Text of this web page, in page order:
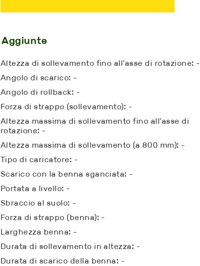
Aggiunte
Altezza di sollevamento fino all'asse di rotazione: -
Angolo di scarico: -
Angolo di rollback: -
Forza di strappo (sollevamento): -
Altezza massima di sollevamento fino all'asse di
rotazione: -
Altezza massima di sollevamento (a 800 mm): -
Tipo di caricatore: -
Scarico con la benna sganciata: -
Portata a livello: -
Sbraccio al suolo: -
Forza di strappo (benna): -
Larghezza benna: -
Durata di sollevamento in altezza: -
Durata di scarico della benna: -